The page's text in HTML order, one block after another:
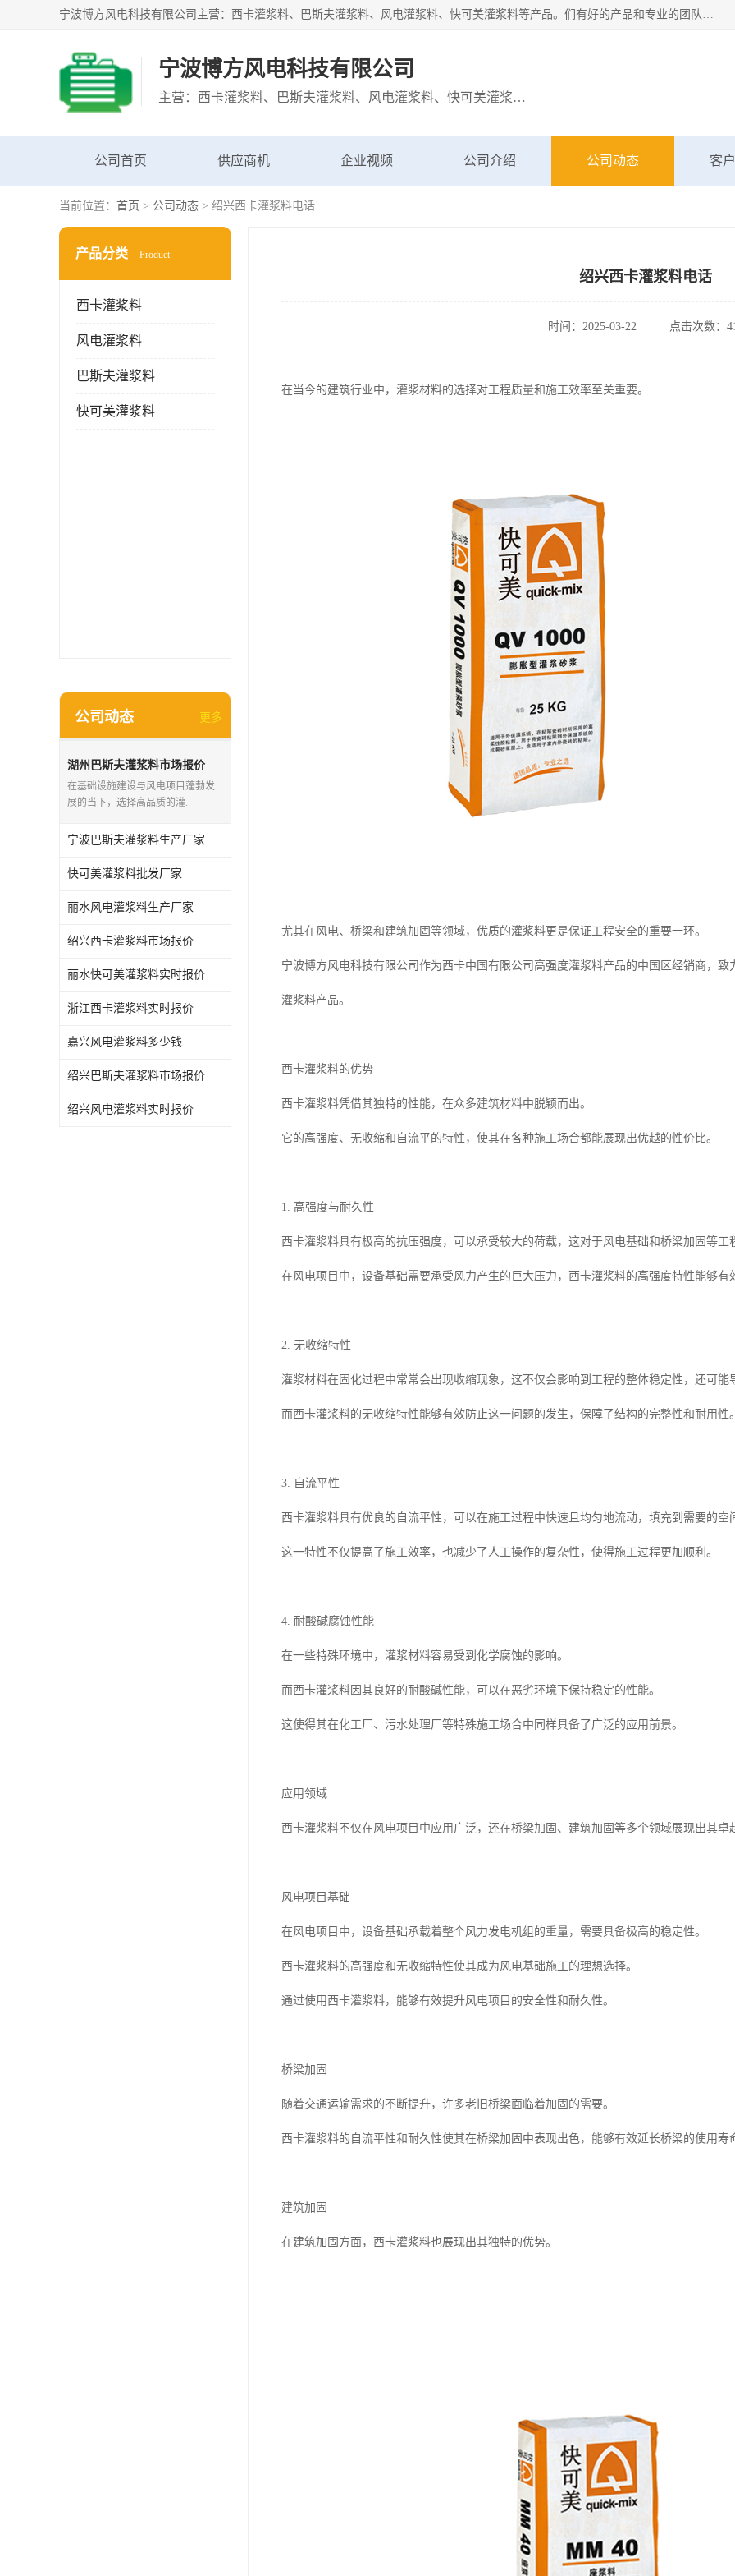
宁波博方风电科技有限公司主营：西卡灌浆料、巴斯夫灌浆料、风电灌浆料、快可美灌浆料等产品。们有好的产品和专业的团队，公司发展迅速，我们为客户提供优质的产品、良好的技术支持、健全的售后服务。
宁波博方风电科技有限公司
主营：西卡灌浆料、巴斯夫灌浆料、风电灌浆料、快可美灌浆料等产品
公司首页 供应商机 企业视频 公司介绍 公司动态 客
当前位置： 首页 > 公司动态 > 绍兴西卡灌浆料电话
产品分类 Product
西卡灌浆料
风电灌浆料
巴斯夫灌浆料
快可美灌浆料
公司动态 更多
湖州巴斯夫灌浆料市场报价
在基础设施建设与风电项目蓬勃发
展的当下，选择高品质的灌..
宁波巴斯夫灌浆料生产厂家
快可美灌浆料批发厂家
丽水风电灌浆料生产厂家
绍兴西卡灌浆料市场报价
丽水快可美灌浆料实时报价
浙江西卡灌浆料实时报价
嘉兴风电灌浆料多少钱
绍兴巴斯夫灌浆料市场报价
绍兴风电灌浆料实时报价
绍兴西卡灌浆料电话
时间：2025-03-22 点击次数：
在当今的建筑行业中，灌浆材料的选择对工程质量和施工效率至关重要。
尤其在风电、桥梁和建筑加固等领域，优质的灌浆料更是保证工程安全的重要一环。
宁波博方风电科技有限公司作为西卡中国有限公司高强度灌浆料产品的中国区经销商，
灌浆料产品。
西卡灌浆料的优势
西卡灌浆料凭借其独特的性能，在众多建筑材料中脱颖而出。
它的高强度、无收缩和自流平的特性，使其在各种施工场合都能展现出优越的性价比。
1. 高强度与耐久性
西卡灌浆料具有极高的抗压强度，可以承受较大的荷载，这对于风电基础和桥梁加固等工
在风电项目中，设备基础需要承受风力产生的巨大压力，西卡灌浆料的高强度特性能够有
2. 无收缩特性
灌浆材料在固化过程中常常会出现收缩现象，这不仅会影响到工程的整体稳定性，还可能
而西卡灌浆料的无收缩特性能够有效防止这一问题的发生，保障了结构的完整性和耐用性。
3. 自流平性
西卡灌浆料具有优良的自流平性，可以在施工过程中快速且均匀地流动，填充到需要的空
这一特性不仅提高了施工效率，也减少了人工操作的复杂性，使得施工过程更加顺利。
4. 耐酸碱腐蚀性能
在一些特殊环境中，灌浆材料容易受到化学腐蚀的影响。
而西卡灌浆料因其良好的耐酸碱性能，可以在恶劣环境下保持稳定的性能。
这使得其在化工厂、污水处理厂等特殊施工场合中同样具备了广泛的应用前景。
应用领域
西卡灌浆料不仅在风电项目中应用广泛，还在桥梁加固、建筑加固等多个领域展现出其卓
风电项目基础
在风电项目中，设备基础承载着整个风力发电机组的重量，需要具备极高的稳定性。
西卡灌浆料的高强度和无收缩特性使其成为风电基础施工的理想选择。
通过使用西卡灌浆料，能够有效提升风电项目的安全性和耐久性。
桥梁加固
随着交通运输需求的不断提升，许多老旧桥梁面临着加固的需要。
西卡灌浆料的自流平性和耐久性使其在桥梁加固中表现出色，能够有效延长桥梁的使用寿
建筑加固
在建筑加固方面，西卡灌浆料也展现出其独特的优势。